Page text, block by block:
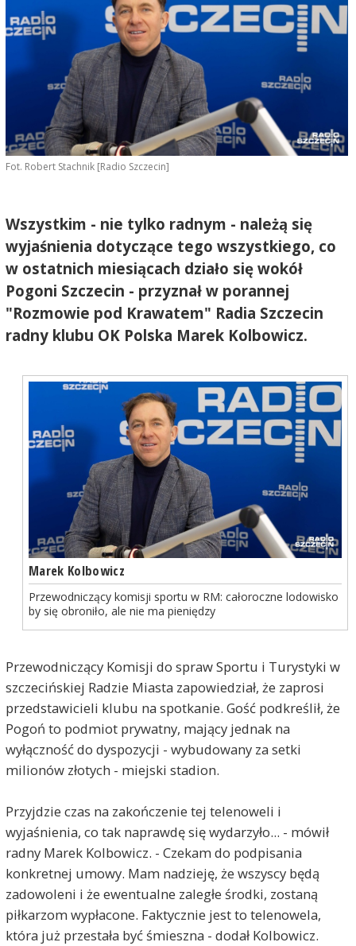
Fot. Robert Stachnik [Radio Szczecin]
Wszystkim - nie tylko radnym - należą się
wyjaśnienia dotyczące tego wszystkiego, co
w ostatnich miesiącach działo się wokół
Pogoni Szczecin - przyznał w porannej
"Rozmowie pod Krawatem" Radia Szczecin
radny klubu OK Polska Marek Kolbowicz.
Marek Kolbowicz
Przewodniczący komisji sportu w RM: całoroczne lodowisko
by się obroniło, ale nie ma pieniędzy
Przewodniczący Komisji do spraw Sportu i Turystyki w
szczecińskiej Radzie Miasta zapowiedział, że zaprosi
przedstawicieli klubu na spotkanie. Gość podkreślił, że
Pogoń to podmiot prywatny, mający jednak na
wyłączność do dyspozycji - wybudowany za setki
milionów złotych - miejski stadion.
Przyjdzie czas na zakończenie tej telenoweli i
wyjaśnienia, co tak naprawdę się wydarzyło... - mówił
radny Marek Kolbowicz. - Czekam do podpisania
konkretnej umowy. Mam nadzieję, że wszyscy będą
zadowoleni i że ewentualne zaległe środki, zostaną
piłkarzom wypłacone. Faktycznie jest to telenowela,
która już przestała być śmieszna - dodał Kolbowicz.